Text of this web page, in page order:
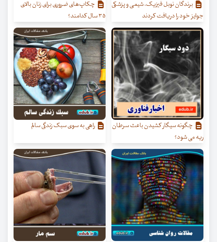
برندگان نوبل فیزیک، شیمی و پزشکی
جوایز خود را دریافت کردند
چکاپ‌های ضروری برای زنان بالای
۳۵ سال کدامند؟
چگونه سیگار کشیدن باعث سرطان
ریه می شود؟
راهی به سوی سبک زندگی سالم